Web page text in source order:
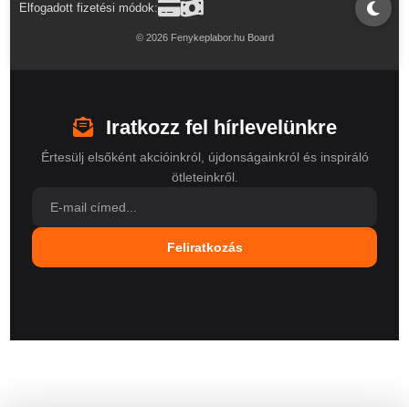
Elfogadott fizetési módok:
© 2026 Fenykeplabor.hu Board
Iratkozz fel hírlevelünkre
Értesülj elsőként akcióinkról, újdonságainkról és inspiráló
ötleteinkről.
Feliratkozás